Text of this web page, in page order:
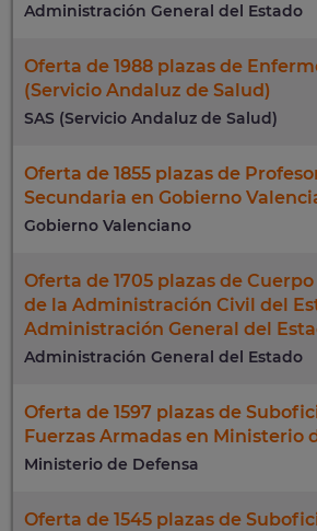
Administración General del Estado
Oferta de 1988 plazas de
(Servicio Andaluz de Salud)
SAS (Servicio Andaluz de Salud)
Oferta de 1855 plazas de
Secundaria en Gobierno
Gobierno Valenciano
Oferta de 1705 plazas de
de la Administración Civil del
Administración General del
Administración General del Estado
Oferta de 1597 plazas de
Fuerzas Armadas en Ministerio
Ministerio de Defensa
Oferta de 1545 plazas de